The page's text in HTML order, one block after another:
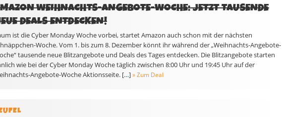
WEIHNACHTS-ANGEBOTE-WOCHE: JETZT TAUSENDE
DEALS ENTDECKEN!
ist die Cyber Monday Woche vorbei, startet Amazon auch schon mit der nächsten
Woche. Vom 1. bis zum 8. Dezember könnt ihr während der „Weihnachts-Angebote-
tausende neue Blitzangebote und Deals des Tages entdecken. Die Blitzangebote starten
wie bei der Cyber Monday Woche täglich zwischen 8:00 Uhr und 19:45 Uhr auf der
Angebote-Woche Aktionsseite. […] » Zum Deal